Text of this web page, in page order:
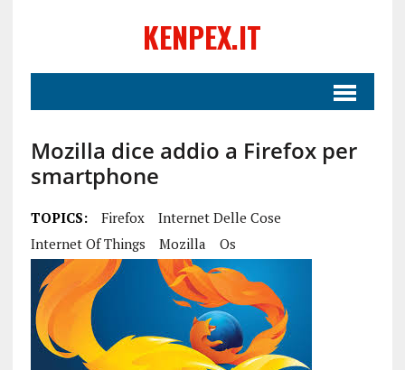
KENPEX.IT
Mozilla dice addio a Firefox per
smartphone
TOPICS: Firefox
Internet Delle Cose
Internet Of Things
Mozilla Os